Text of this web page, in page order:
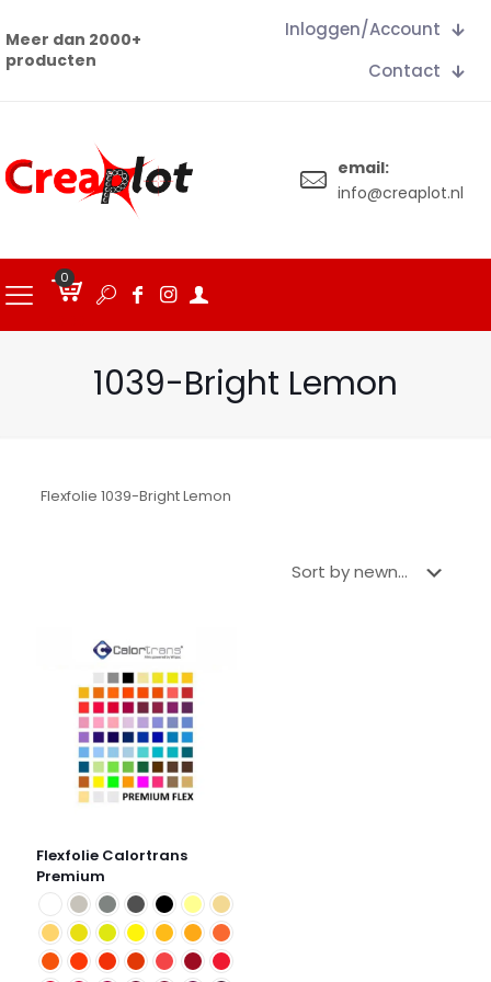
Meer dan 2000+
producten
Inloggen/Account
Contact
email:
info@creaplot.nl
0
1039-Bright Lemon
Flexfolie 1039-Bright Lemon
Flexfolie Calortrans
Premium